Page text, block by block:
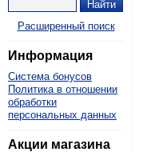
Расширенный поиск
Информация
Система бонусов
Политика в отношении
обработки
персональных данных
Акции магазина